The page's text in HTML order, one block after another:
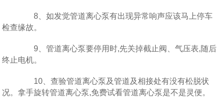
8、如发觉管道离心泵有出现异常响声应该马上停车
检查缘故。
9、管道离心泵要停用时,先关掉截止阀、气压表,随后
终止电机。
10、查验管道离心泵及管道及相接处有没有松脱状
况。拿手旋转管道离心泵,免费试看管道离心泵是不是灵便。